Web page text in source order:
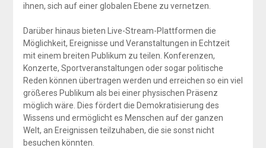
ihnen, sich auf einer globalen Ebene zu vernetzen.
Darüber hinaus bieten Live-Stream-Plattformen die
Möglichkeit, Ereignisse und Veranstaltungen in Echtzeit
mit einem breiten Publikum zu teilen. Konferenzen,
Konzerte, Sportveranstaltungen oder sogar politische
Reden können übertragen werden und erreichen so ein viel
größeres Publikum als bei einer physischen Präsenz
möglich wäre. Dies fördert die Demokratisierung des
Wissens und ermöglicht es Menschen auf der ganzen
Welt, an Ereignissen teilzuhaben, die sie sonst nicht
besuchen könnten.